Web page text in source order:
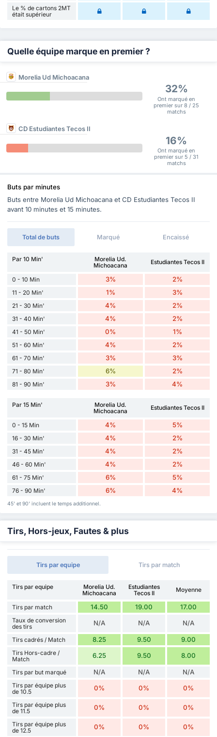
Le % de cartons 2MT
était supérieur
Quelle équipe marque en premier ?
Morelia Ud Michoacana
32%
Ont marqué en
premier sur 8 / 25
matchs
CD Estudiantes Tecos II
16%
Ont marqué en
premier sur 5 / 31
matchs
Buts par minutes
Buts entre Morelia Ud Michoacana et CD Estudiantes Tecos II
avant 10 minutes et 15 minutes.
Total de buts Marqué Encaissé
Par 10 Min'
Morelia Ud.
Michoacana
Estudiantes Tecos II
0 - 10 Min 3% 2%
11 - 20 Min' 1% 3%
21 - 30 Min' 4% 2%
31 - 40 Min' 4% 2%
41 - 50 Min' 0% 1%
51 - 60 Min' 4% 2%
61 - 70 Min' 3% 3%
71 - 80 Min' 6% 2%
81 - 90 Min' 3% 4%
Par 15 Min'
Morelia Ud.
Michoacana
Estudiantes Tecos II
0 - 15 Min 4% 5%
16 - 30 Min' 4% 2%
31 - 45 Min' 4% 2%
46 - 60 Min' 4% 2%
61 - 75 Min' 6% 5%
76 - 90 Min' 6% 4%
45' et 90' incluent le temps additionnel.
Tirs, Hors-jeux, Fautes & plus
Tirs par equipe Tirs par match
Tirs par equipe
Morelia Ud.
Michoacana
Estudiantes
Tecos II
Moyenne
Tirs par match 14.50 19.00 17.00
Taux de conversion
des tirs
N/A N/A N/A
Tirs cadrés / Match 8.25 9.50 9.00
Tirs Hors-cadre /
Match
6.25 9.50 8.00
Tirs par but marqué N/A N/A N/A
Tirs par équipe plus
de 10.5
0% 0% 0%
Tirs par équipe plus
de 11.5
0% 0% 0%
Tirs par équipe plus
de 12.5
0% 0% 0%